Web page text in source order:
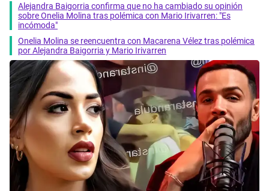
Alejandra Baigorria confirma que no ha cambiado su opinión
sobre Onelia Molina tras polémica con Mario Irivarren: "Es
incómoda"
Onelia Molina se reencuentra con Macarena Vélez tras polémica
por Alejandra Baigorria y Mario Irivarren